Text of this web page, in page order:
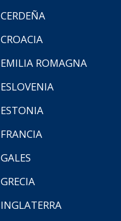
CERDEÑA
CROACIA
EMILIA ROMAGNA
ESLOVENIA
ESTONIA
FRANCIA
GALES
GRECIA
INGLATERRA